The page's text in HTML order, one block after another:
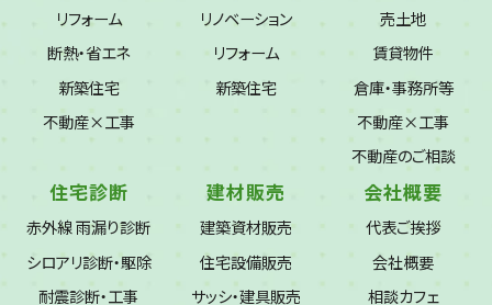
リフォーム
断熱・省エネ
新築住宅
不動産×工事
リノベーション
リフォーム
新築住宅
売土地
賃貸物件
倉庫・事務所等
不動産×工事
不動産のご相談
住宅診断
赤外線 雨漏り診断
シロアリ診断・駆除
耐震診断・工事
建材販売
建築資材販売
住宅設備販売
サッシ・建具販売
会社概要
代表ご挨拶
会社概要
相談カフェ